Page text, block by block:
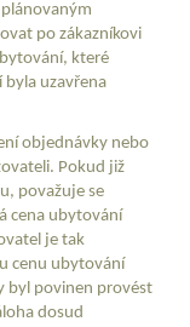
po zákazníkovi
které
uzavřena
objednávky nebo
Pokud již
považuje se
cena ubytování
je tak
cenu ubytování
byl povinen provést
dosud